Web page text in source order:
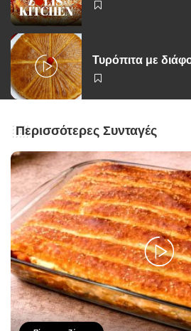
Τυρόπιτα με
Περισσότερες Συνταγές